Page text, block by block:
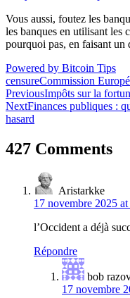
Vous aussi, foutez les
les banques en utilisant les
pourquoi pas, en faisant un
Powered by Bitcoin Tips
censureCommission
Navigation
de
PreviousImpôts sur la
NextFinances publiques :
hasard
427 Comments
Aristarkke
17 novembre 2025
l’Occident a déjà
Répondre
bob
17 novembre